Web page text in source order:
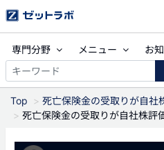
専門分野 メニュー
お
Top
死亡保険金の受取りが自社
死亡保険金の受取りが自社株評